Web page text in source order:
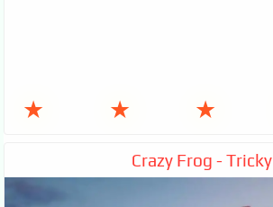
★ ★ ★
Crazy Frog - Tricky